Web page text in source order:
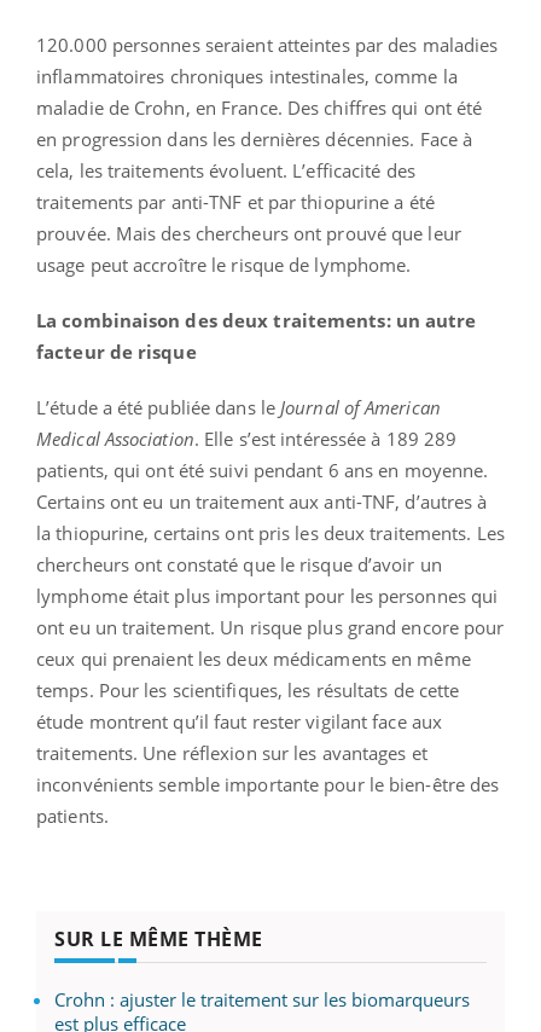
120.000 personnes seraient atteintes par des maladies
inflammatoires chroniques intestinales, comme la
maladie de Crohn, en France. Des chiffres qui ont été
en progression dans les dernières décennies. Face à
cela, les traitements évoluent. L’efficacité des
traitements par anti-TNF et par thiopurine a été
prouvée. Mais des chercheurs ont prouvé que leur
usage peut accroître le risque de lymphome.
La combinaison des deux traitements: un autre
facteur de risque
L’étude a été publiée dans le Journal of American
Medical Association. Elle s’est intéressée à 189 289
patients, qui ont été suivi pendant 6 ans en moyenne.
Certains ont eu un traitement aux anti-TNF, d’autres à
la thiopurine, certains ont pris les deux traitements. Les
chercheurs ont constaté que le risque d’avoir un
lymphome était plus important pour les personnes qui
ont eu un traitement. Un risque plus grand encore pour
ceux qui prenaient les deux médicaments en même
temps. Pour les scientifiques, les résultats de cette
étude montrent qu’il faut rester vigilant face aux
traitements. Une réflexion sur les avantages et
inconvénients semble importante pour le bien-être des
patients.
SUR LE MÊME THÈME
Crohn : ajuster le traitement sur les biomarqueurs
est plus efficace